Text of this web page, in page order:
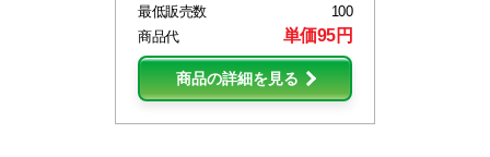
最低販売数
100
商品代
単価95円
商品の詳細を見る